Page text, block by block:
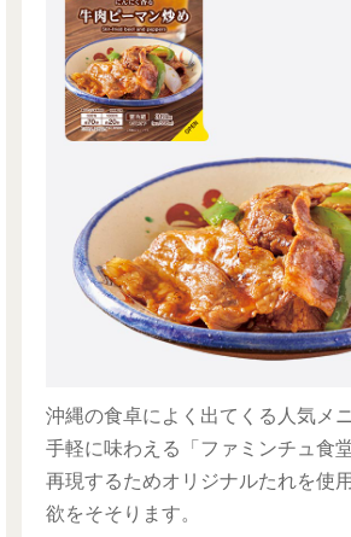
沖縄の食卓によく出てくる人気メ
手軽に味わえる「ファミンチュ食
再現するためオリジナルたれを使
欲をそそります。